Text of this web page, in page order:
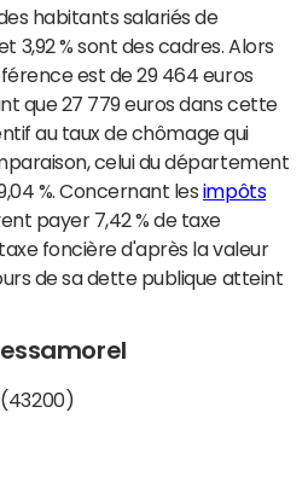
des habitants salariés de
3,92 % sont des cadres. Alors
est de 29 464 euros
que 27 779 euros dans cette
au taux de chômage qui
celui du département
%. Concernant les impôts
payer 7,42 % de taxe
taxe foncière d'après la valeur
de sa dette publique atteint